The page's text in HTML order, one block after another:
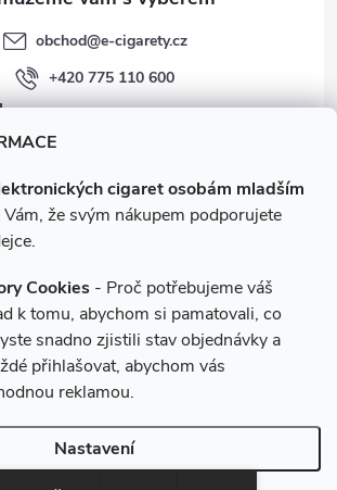
cigaret osobám mladším
že svým nákupem podporujete
Cookies - Proč potřebujeme váš
k tomu, abychom si pamatovali, co
snadno zjistili stav objednávky a
přihlašovat, abychom vás
reklamou.
Nastavení
obchod@e-cigarety.cz
+420 775 110 600
facebook.com/e-cigarety.cz
e-cigarety.cz. Všechna práva vyhrazena.
nastavení cookies